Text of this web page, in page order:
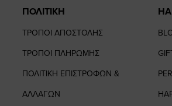
ΠΟΛΙΤΙΚΗ
ΤΡΟΠΟΙ ΑΠΟΣΤΟΛΗΣ
ΤΡΟΠΟΙ ΠΛΗΡΩΜΗΣ
ΠΟΛΙΤΙΚΗ ΕΠΙΣΤΡΟΦΩΝ &
ΑΛΛΑΓΩΝ